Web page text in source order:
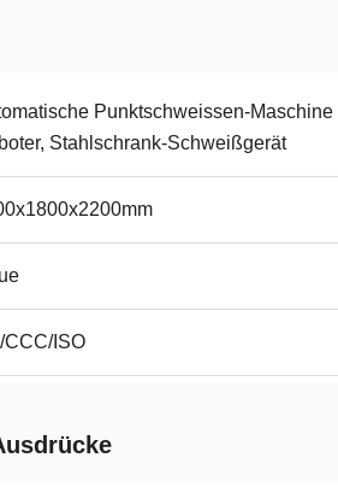
Punktschweissen-Maschine
Stahlschrank-Schweißgerät
CCC/ISO